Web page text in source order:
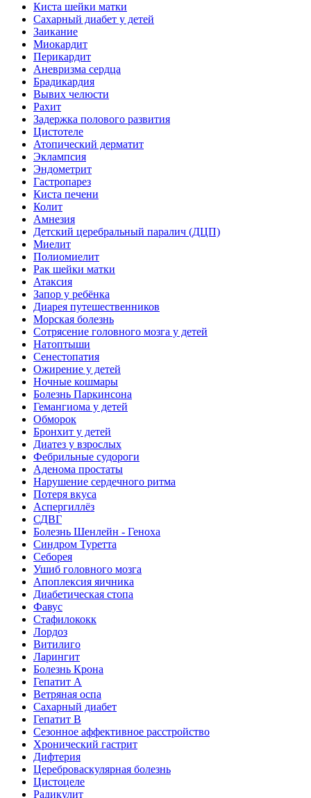
Киста шейки матки
Сахарный диабет у детей
Заикание
Миокардит
Перикардит
Аневризма сердца
Брадикардия
Вывих челюсти
Рахит
Задержка полового развития
Цистотеле
Атопический дерматит
Эклампсия
Эндометрит
Гастропарез
Киста печени
Колит
Амнезия
Детский церебральный паралич (ДЦП)
Миелит
Полиомиелит
Рак шейки матки
Атаксия
Запор у ребёнка
Диарея путешественников
Морская болезнь
Сотрясение головного мозга у детей
Натоптыши
Сенестопатия
Ожирение у детей
Ночные кошмары
Болезнь Паркинсона
Гемангиома у детей
Обморок
Бронхит у детей
Диатез у взрослых
Фебрильные судороги
Аденома простаты
Нарушение сердечного ритма
Потеря вкуса
Аспергиллёз
СДВГ
Болезнь Шенлейн - Геноха
Синдром Туретта
Себорея
Ушиб головного мозга
Апоплексия яичника
Диабетическая стопа
Фавус
Стафилококк
Лордоз
Витилиго
Ларингит
Болезнь Крона
Гепатит A
Ветряная оспа
Сахарный диабет
Гепатит B
Сезонное аффективное расстройство
Хронический гастрит
Дифтерия
Цереброваскулярная болезнь
Цистоцеле
Радикулит